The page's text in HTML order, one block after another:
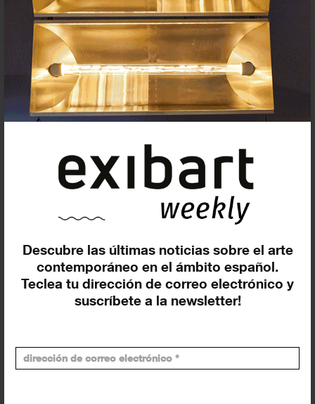
Descubre las últimas noticias sobre el arte
contemporáneo en el ámbito español.
Teclea tu dirección de correo electrónico y
suscríbete a la newsletter!
Suscríbete a la newsletter
Insertar residencias
Insertar exposición o evento
Agenda
¡Te ayudamos a encontrar el
evento que buscas !